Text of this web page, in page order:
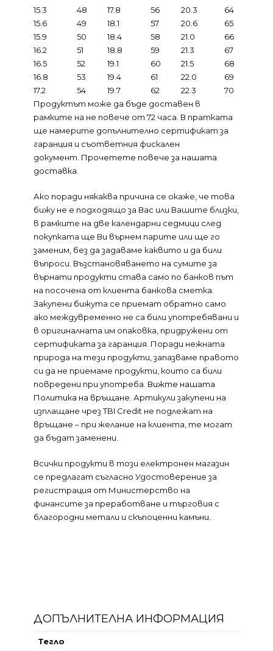
15.3
48 17.8 56 20.3
64
15.6
49 18.1 57 20.6
65
15.9
50 18.4 58 21.0
66
16.2
51 18.8 59 21.3
67
16.5
52 19.1 60 21.5
68
16.8
53 19.4 61 22.0
69
17.2
54 19.7 62 22.3
70
Продуктът може да бъде доставен в
рамките на не повече от 72 часа. В пратката
ще намерите допълнително сертификат за
гаранция и съответния фискален
документ. Прочетете повече за нашата
доставка.
Ако поради някаква причина се окаже, че това
бижу не е подходящо за Вас или Вашите близки,
в рамките на две календарни седмици след
покупката ще Ви върнем парите или ще го
заменим, без да задаваме каквито и да били
въпроси. Възстановяването на сумите за
върнати продукти става само по банков път
на посочена от клиента банкова сметка.
Закупени бижута се приемат обратно само
ако междувременно не са били употребявани и
в оригиналната им опаковка, придружени от
сертификата за гаранция. Поради нежната
природа на тези продукти, запазваме правото
си да не приемаме продукти, които са били
повредени при употреба. Вижте нашата
Политика на връщане . Артикули закупени на
изплащане чрез TBI Credit не подлежат на
връщане – при желание на клиента, те могат
да бъдат заменени.
Всички продукти в този електронен магазин
се предлагат съгласно Удостоверение за
регистрация от Министерство на
финансите за преработване и търговия с
благородни метали и скъпоценни камъни.
ДОПЪЛНИТЕЛНА ИНФОРМАЦИЯ
Тегло